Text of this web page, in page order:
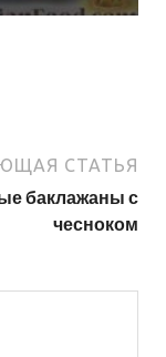
СТАТЬЯ
баклажаны с
чесноком